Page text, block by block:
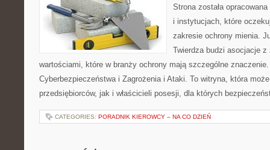
Strona została
i instytucjach, które
zakresie ochrony mienia.
Twierdza budzi asocjacje
wartościami, które w branży ochrony mają szczególne
Cyberbezpieczeństwa i Zagrożenia i Ataki. To witryna, która
przedsiębiorców, jak i właścicieli posesji, dla których
CATEGORIES: PORADNIK KIEROWCY – NA CO DZIEŃ